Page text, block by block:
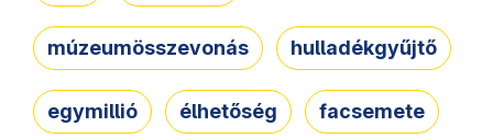
múzeumösszevonás hulladékgyűjtő
egymillió élhetőség facsemete